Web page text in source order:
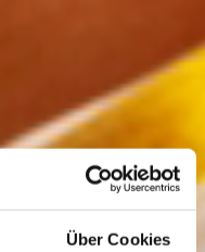
Über Cookies